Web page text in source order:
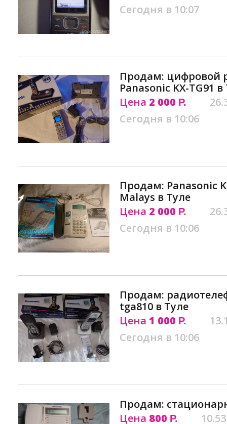
Сегодня в 10:07
Продам: цифровой
Pаnasоnic KX-ТG91 в
Цена 2 000 Р.
Сегодня в 10:06
Продам: Panasonic
Malays в Туле
Цена 2 000 Р.
Сегодня в 10:06
Продам:
tga810 в Туле
Цена 1 000 Р.
Сегодня в 10:06
Продам:
Цена 800 Р.